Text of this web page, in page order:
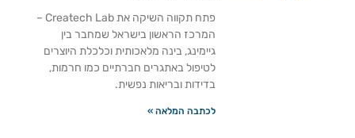
פתח תקווה השיקה את Createch Lab –
המרכז הראשון בישראל שמחבר בין
גיימינג, בינה מלאכותית וכלכלת היוצרים
לטיפול באתגרים חברתיים כמו חרמות,
בדידות ובריאות נפשית.
לכתבה המלאה »